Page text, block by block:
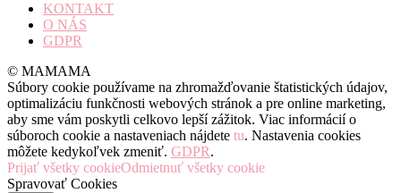
KONTAKT
O NÁS
GDPR
© MAMAMA
Súbory cookie používame na zhromažďovanie štatistických údajov,
optimalizáciu funkčnosti webových stránok a pre online marketing,
aby sme vám poskytli celkovo lepší zážitok. Viac informácií o
súboroch cookie a nastaveniach nájdete tu. Nastavenia cookies
môžete kedykoľvek zmeniť. GDPR.
Prijať všetky cookieOdmietnuť všetky cookie
Spravovať Cookies